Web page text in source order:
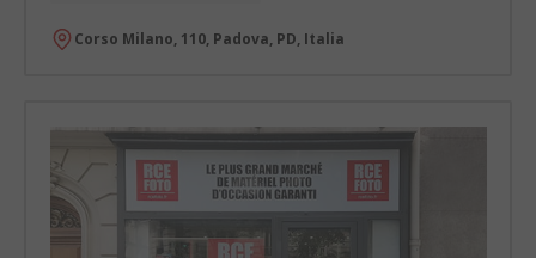
Corso Milano, 110, Padova, PD, Italia